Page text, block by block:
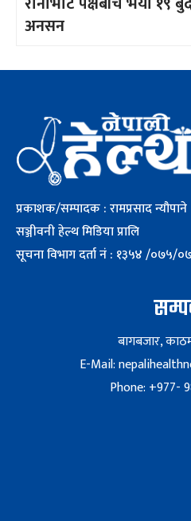
अनसन
प्रकाशक/सम्पादक : रामप्रसाद न्यौपाने
सञ्जीवनी हेल्थ मिडिया प्रालि
सूचना विभाग दर्ता नं : १३५४ /०७५/
बागबजार,
E-Mail:
Phone: +977-